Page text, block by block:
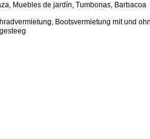
Muebles de jardín, Tumbonas, Barbacoa
Bootsvermietung mit und